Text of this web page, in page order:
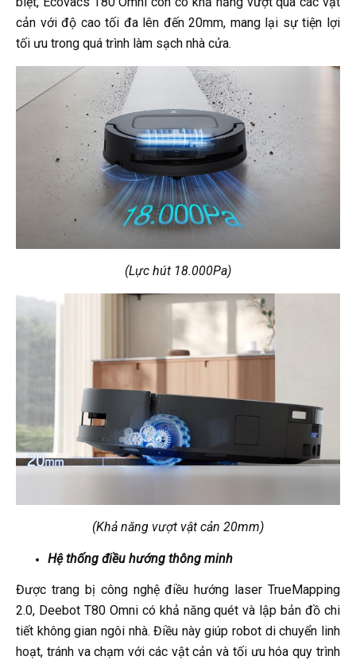
cản với độ cao tối đa lên đến 20mm, mang lại sự tiện lợi
tối ưu trong quá trình làm sạch nhà cửa.
(Lực hút 18.000Pa)
(Khả năng vượt vật cản 20mm)
Hệ thống điều hướng thông minh
Được trang bị công nghệ điều hướng laser TrueMapping
2.0, Deebot T80 Omni có khả năng quét và lập bản đồ chi
tiết không gian ngôi nhà. Điều này giúp robot di chuyển linh
hoạt, tránh va chạm với các vật cản và tối ưu hóa quy trình